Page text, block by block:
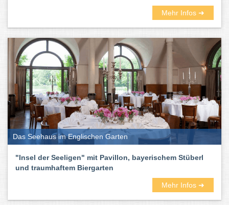
Restaurants – außergewöhnliche und ausgefallene, vegane und
vegetarische, gehobene und schicke, exotische und gemütliche.
Wie immer inklusive Bewertungen und Erfahrungsberichten.
Und auch die Küchenrichtungen der Lokale und Gaststätten in
München und Umgebung sind vielseitig und bunt. Unter anderem
dabei sind deutsche, französische, spanische und italienische.
Aber auch koreanische, afghanische, libanesische japanische. Ihr
könnt euch quasi einmal um die Welt probieren.
Auf Rooftop-Terassen und in entspannten Außenbereichen könnt
lauschigen Gasträumen und schickem Ambiente werden Herbst
und Winter richtig gemütlich. Und gerade an dem Abenden
gesellen sich gern der ein oder andere Drink, Cocktail oder ein
Mehr Infos ➜
Das Seehaus im Englischen Garten
"Insel der Seeligen" mit Pavillon, bayerischem Stüberl
und traumhaftem Biergarten
Mehr Infos ➜